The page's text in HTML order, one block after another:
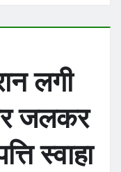
लगी
जलकर
स्वाहा